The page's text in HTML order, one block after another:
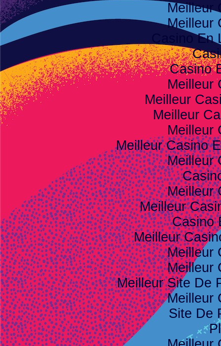
Meilleur
Meilleur
Casino En
Casino
Meilleur
Meilleur
Meilleur
Meilleur
Meilleur Casino
Meilleur
Meilleur
Meilleur
Casino
Meilleur
Meilleur
Meilleur
Meilleur Site De
Meilleur
Site De